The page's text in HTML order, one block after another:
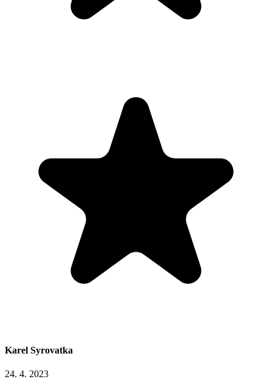
Karel Syrovatka
24. 4. 2023